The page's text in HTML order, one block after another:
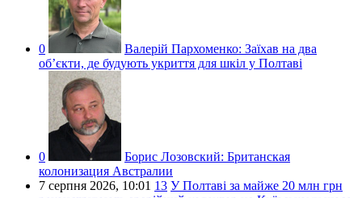
0 Валерій Пархоменко: Заїхав на два
об’єкти, де будують укриття для шкіл у Полтаві
0 Борис Лозовский: Британская
колонизация Австралии
7 серпня 2026, 10:01 13 У Полтаві за майже 20 млн грн